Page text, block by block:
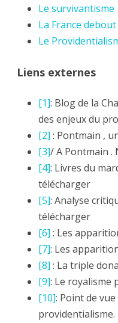
Le survivantisme
La France debout
Le
Liens externes
[1]: Blog de la
des enjeux du
[2] : Pontmain ,
[3]/ A Pontmain .
[4]: Livres du
télécharger
[5]: Analyse
télécharger
[6] : Les
[7]: Les
[8] : La triple
[9]: Le royalisme
[10]: Point de
providentialisme.